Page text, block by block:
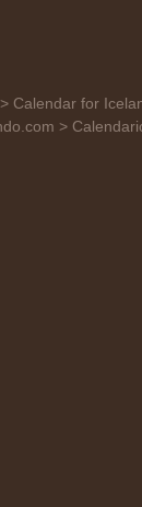
Calendar for
>